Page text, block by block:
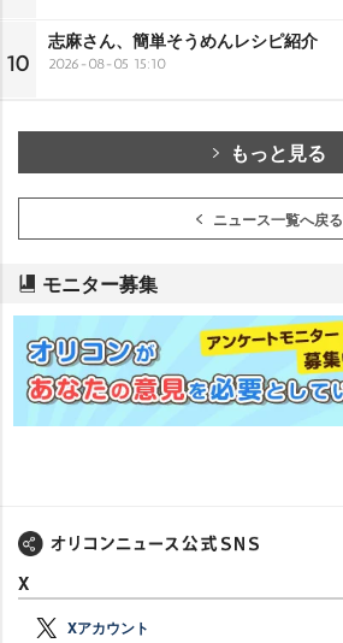
10
志麻さん、簡単そうめんレシピ紹介
2026-08-05 15:10
もっと見る
ニュース一覧へ戻る
モニター募集
X
Xアカウント